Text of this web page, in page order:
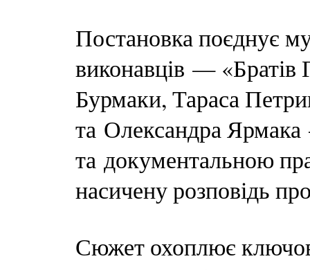
Постановка поєднує
виконавців — «Братів
Бурмаки, Тараса
та Олександра
та документальною
насичену розповідь
Сюжет охоплює